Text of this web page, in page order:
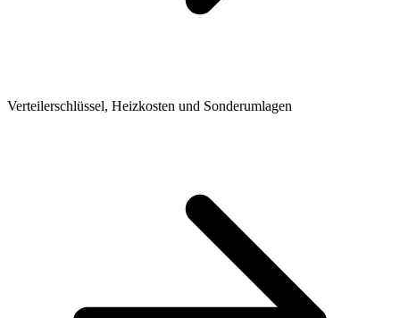
Verteilerschlüssel, Heizkosten und Sonderumlagen